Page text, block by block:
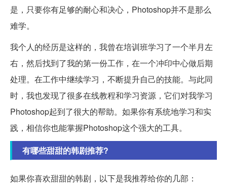
是，只要你有足够的耐心和决心，Photoshop并不是那么
难学。
我个人的经历是这样的，我曾在培训班学习了一个半月左
右，然后找到了我的第一份工作，在一个冲印中心做后期
处理。在工作中继续学习，不断提升自己的技能。与此同
时，我也发现了很多在线教程和学习资源，它们对我学习
Photoshop起到了很大的帮助。如果你有系统地学习和实
践，相信你也能掌握Photoshop这个强大的工具。
有哪些甜甜的韩剧推荐?
如果你喜欢甜甜的韩剧，以下是我推荐给你的几部：